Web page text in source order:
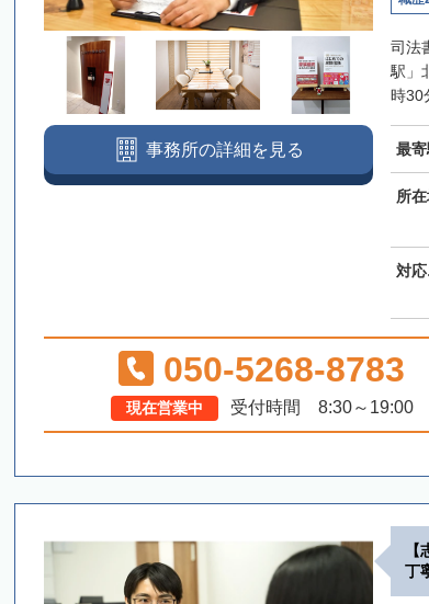
司法
駅」
時30
最寄
所
対
事務所の詳細を見る
050-5268-8783
現在営業中 受付時間 8:30～19:00
丁